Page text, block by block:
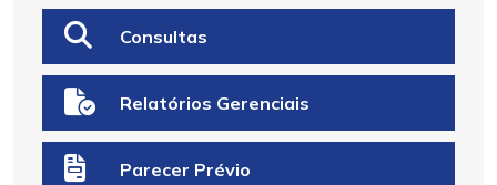
Consultas
Relatórios Gerenciais
Parecer Prévio